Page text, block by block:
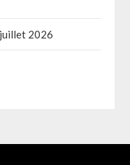
2026